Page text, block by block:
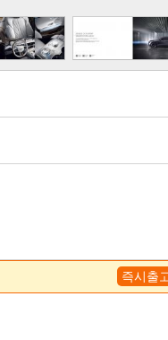
즉시출